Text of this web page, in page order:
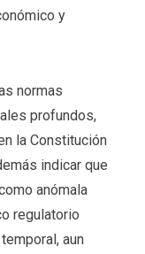
y
normas
profundos,
la Constitución
indicar que
anómala
regulatorio
aun